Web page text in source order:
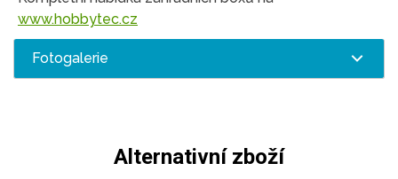
www.hobbytec.cz
Fotogalerie
Alternativní zboží